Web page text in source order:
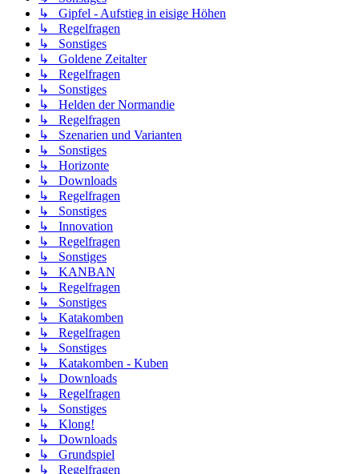
↳ Gipfel - Aufstieg in eisige Höhen
↳ Regelfragen
↳ Sonstiges
↳ Goldene Zeitalter
↳ Regelfragen
↳ Sonstiges
↳ Helden der Normandie
↳ Regelfragen
↳ Szenarien und Varianten
↳ Sonstiges
↳ Horizonte
↳ Downloads
↳ Regelfragen
↳ Sonstiges
↳ Innovation
↳ Regelfragen
↳ Sonstiges
↳ KANBAN
↳ Regelfragen
↳ Sonstiges
↳ Katakomben
↳ Regelfragen
↳ Sonstiges
↳ Katakomben - Kuben
↳ Downloads
↳ Regelfragen
↳ Sonstiges
↳ Klong!
↳ Downloads
↳ Grundspiel
↳ Regelfragen